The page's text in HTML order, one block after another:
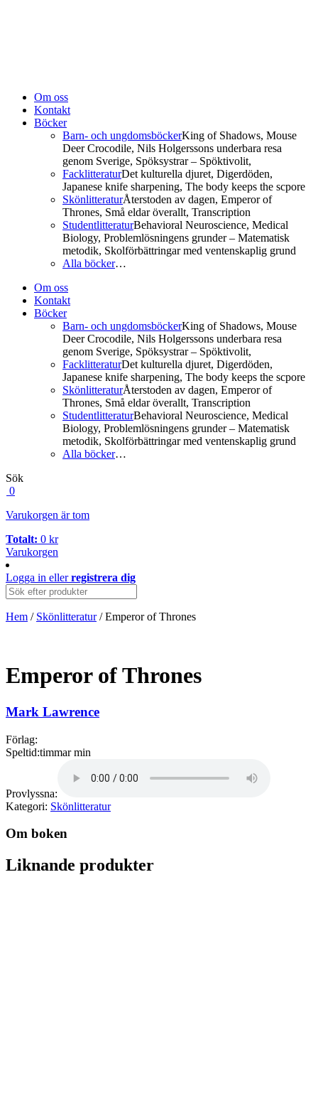
Om oss
Kontakt
Böcker
Barn- och ungdomsböckerKing of Shadows, Mouse
Deer Crocodile, Nils Holgerssons underbara resa
genom Sverige, Spöksystrar – Spöktivolit,
FacklitteraturDet kulturella djuret, Digerdöden,
Japanese knife sharpening, The body keeps the scpore
SkönlitteraturÅterstoden av dagen, Emperor of
Thrones, Små eldar överallt, Transcription
StudentlitteraturBehavioral Neuroscience, Medical
Biology, Problemlösningens grunder – Matematisk
metodik, Skolförbättringar med ventenskaplig grund
Alla böcker…
Om oss
Kontakt
Böcker
Barn- och ungdomsböckerKing of Shadows, Mouse
Deer Crocodile, Nils Holgerssons underbara resa
genom Sverige, Spöksystrar – Spöktivolit,
FacklitteraturDet kulturella djuret, Digerdöden,
Japanese knife sharpening, The body keeps the scpore
SkönlitteraturÅterstoden av dagen, Emperor of
Thrones, Små eldar överallt, Transcription
StudentlitteraturBehavioral Neuroscience, Medical
Biology, Problemlösningens grunder – Matematisk
metodik, Skolförbättringar med ventenskaplig grund
Alla böcker…
Sök
0
Varukorgen är tom
Totalt: 0 kr
Varukorgen
Logga in ellerregistrera dig
Hem / Skönlitteratur/ Emperor of Thrones
Emperor of Thrones
Mark Lawrence
Förlag:
Speltid:timmar min
Provlyssna:
Kategori: Skönlitteratur
Om boken
Liknande produkter